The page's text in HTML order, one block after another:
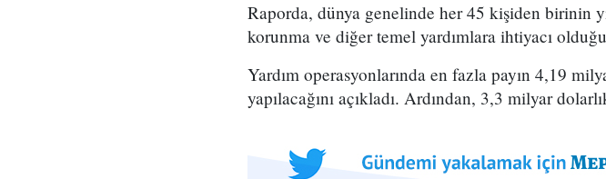
Raporda, dünya genelinde her 45 kişiden birinin
korunma ve diğer temel yardımlara ihtiyacı
Yardım operasyonlarında en fazla payın 4,19
yapılacağını açıkladı. Ardından, 3,3 milyar